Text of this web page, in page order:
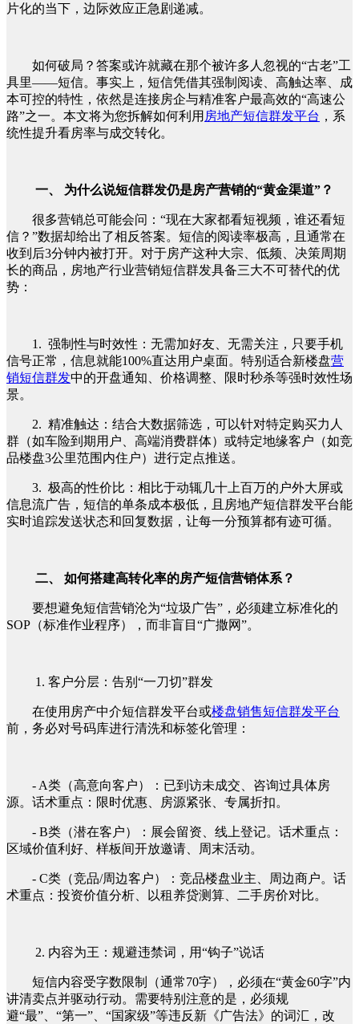
片化的当下，边际效应正急剧递减。
如何破局？答案或许就藏在那个被许多人忽视的“古老”工
具里——短信。事实上，短信凭借其强制阅读、高触达率、成
本可控的特性，依然是连接房企与精准客户最高效的“高速公
路”之一。本文将为您拆解如何利用 房地产短信群发平台 ，系
统性提升看房率与成交转化。
一、 为什么说短信群发仍是房产营销的“黄金渠道”？
很多营销总可能会问：“现在大家都看短视频，谁还看短
信？”数据却给出了相反答案。短信的阅读率极高，且通常在
收到后3分钟内被打开。对于房产这种大宗、低频、决策周期
长的商品，房地产行业营销短信群发具备三大不可替代的优
势：
1. 强制性与时效性：无需加好友、无需关注，只要手机
信号正常，信息就能100%直达用户桌面。特别适合新楼盘营
销短信群发中的开盘通知、价格调整、限时秒杀等强时效性场
景。
2. 精准触达：结合大数据筛选，可以针对特定购买力人
群（如车险到期用户、高端消费群体）或特定地缘客户（如竞
品楼盘3公里范围内住户）进行定点推送。
3. 极高的性价比：相比于动辄几十上百万的户外大屏或
信息流广告，短信的单条成本极低，且房地产短信群发平台能
实时追踪发送状态和回复数据，让每一分预算都有迹可循。
二、 如何搭建高转化率的房产短信营销体系？
要想避免短信营销沦为“垃圾广告”，必须建立标准化的
SOP（标准作业程序），而非盲目“广撒网”。
1. 客户分层：告别“一刀切”群发
在使用房产中介短信群发平台或楼盘销售短信群发平台
前，务必对号码库进行清洗和标签化管理：
- A类（高意向客户）：已到访未成交、咨询过具体房
源。话术重点：限时优惠、房源紧张、专属折扣。
- B类（潜在客户）：展会留资、线上登记。话术重点：
区域价值利好、样板间开放邀请、周末活动。
- C类（竞品/周边客户）：竞品楼盘业主、周边商户。话
术重点：投资价值分析、以租养贷测算、二手房价对比。
2. 内容为王：规避违禁词，用“钩子”说话
短信内容受字数限制（通常70字），必须在“黄金60字”内
讲清卖点并驱动行动。需要特别注意的是，必须规
避“最”、“第一”、“国家级”等违反新《广告法》的词汇，改